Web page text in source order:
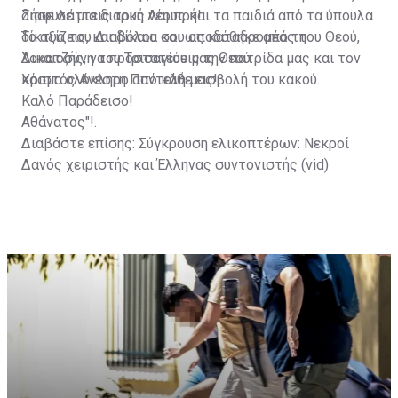
διαφυλάττεις τους νέους και τα παιδιά από τα ύπουλα
δίκτυα του Διαβόλου και ως καταδρομέας του Θεού,
λοκατζής, να προστατεύεις την πατρίδα μας και τον
κόσμο ολόκληρο από κάθε εισβολή του κακού.
Zήσε σε μια διαρκή Λαμπρή!
Το αξίζεις, και δίκαια σου αποδόθηκε από τη
Δικαιοσύνη του Τρισαγίου μας Θεού.
Χριστός Ανέστη Παντελή μας!
Καλό Παράδεισο!
Αθάνατος"!.
Διαβάστε επίσης: Σύγκρουση ελικοπτέρων: Νεκροί
Δανός χειριστής και Έλληνας συντονιστής (vid)